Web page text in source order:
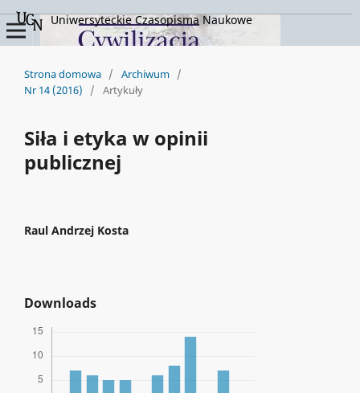
Uniwersyteckie Czasopisma Naukowe
Strona domowa / Archiwum /
Nr 14 (2016)
/ Artykuły
Siła i etyka w opinii
publicznej
Raul Andrzej Kosta
Downloads